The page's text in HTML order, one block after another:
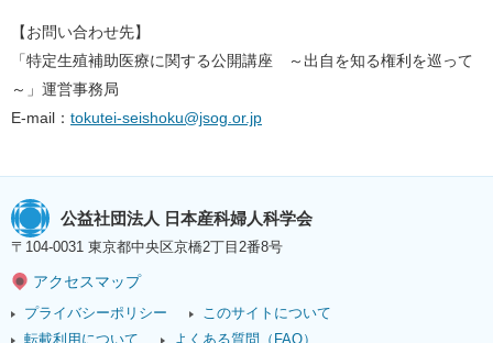
【お問い合わせ先】
「特定生殖補助医療に関する公開講座 ～出自を知る権利を巡って
～」運営事務局
E-mail： tokutei-seishoku@jsog.or.jp
公益社団法人 日本産科婦人科学会
〒104-0031 東京都中央区京橋2丁目2番8号
アクセスマップ
プライバシーポリシー
このサイトについて
転載利用について
よくある質問（FAQ）